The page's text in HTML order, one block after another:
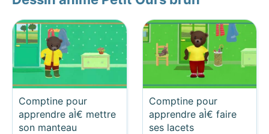
Comptine pour
apprendre aÌ€ mettre
son manteau
Comptine pour
apprendre aÌ€ faire
ses lacets